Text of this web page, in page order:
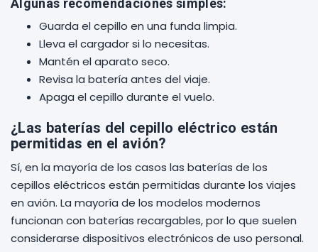
Algunas recomendaciones simples:
Guarda el cepillo en una funda limpia.
Lleva el cargador si lo necesitas.
Mantén el aparato seco.
Revisa la batería antes del viaje.
Apaga el cepillo durante el vuelo.
¿Las baterías del cepillo eléctrico están
permitidas en el avión?
Sí, en la mayoría de los casos las baterías de los
cepillos eléctricos están permitidas durante los viajes
en avión. La mayoría de los modelos modernos
funcionan con baterías recargables, por lo que suelen
considerarse dispositivos electrónicos de uso personal.